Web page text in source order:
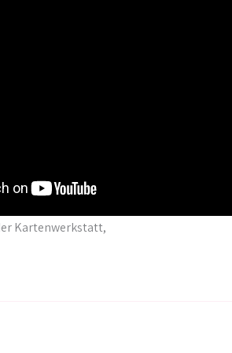
Kartenwerkstatt,